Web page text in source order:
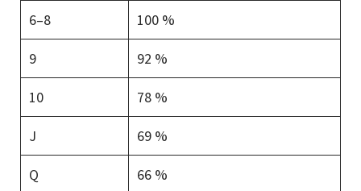
6–8 100 %
9 92 %
10 78 %
J 69 %
Q 66 %